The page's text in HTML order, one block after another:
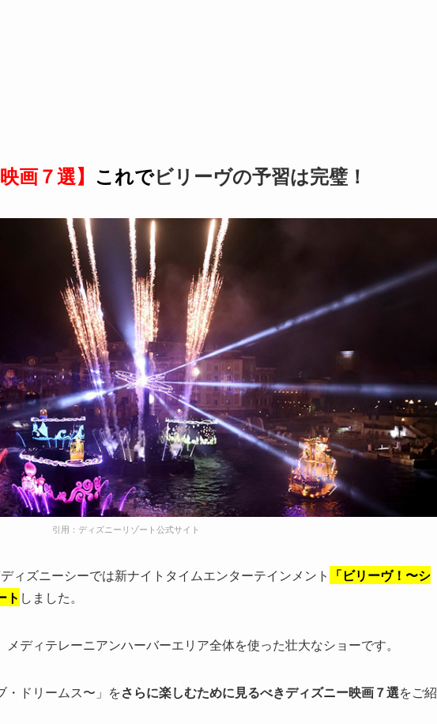
画７選】 これでビリーヴの予習は完璧！
引用：ディズニーリゾート公式サイト
ィズニーシーでは新ナイトタイムエンターテインメント 「ビリーヴ！〜シ
ト しました。
ディテレーニアンハーバーエリア全体を使った壮大なショーです。
・ドリームス〜」をさらに楽しむために見るべきディズニー映画７選をご紹